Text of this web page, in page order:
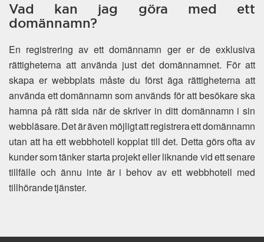
Vad kan jag göra med ett
domännamn?
En registrering av ett domännamn ger er de exklusiva
rättigheterna att använda just det domännamnet. För att
skapa er webbplats måste du först äga rättigheterna att
använda ett domännamn som används för att besökare ska
hamna på rätt sida när de skriver in ditt domännamn i sin
webbläsare. Det är även möjligt att registrera ett domännamn
utan att ha ett webbhotell kopplat till det. Detta görs ofta av
kunder som tänker starta projekt eller liknande vid ett senare
tillfälle och ännu inte är i behov av ett webbhotell med
tillhörande tjänster.